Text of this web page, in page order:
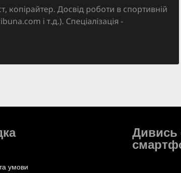
копірайтер. Досвід роботи в спортивній
і т.д.). Спеціалізація -
умови
Дивись